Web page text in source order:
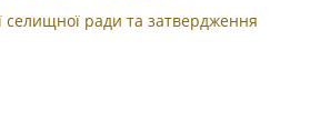
ради та затвердження